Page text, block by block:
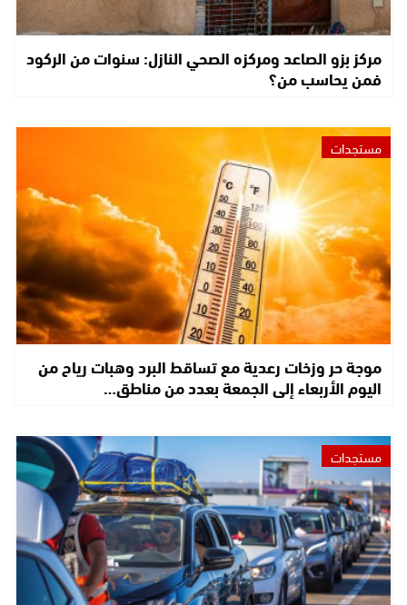
مركز بزو الصاعد ومركزه الصحي النازل: سنوات من الركود
فمن يحاسب من؟
مستجدات
موجة حر وزخات رعدية مع تساقط البرد وهبات رياح من
اليوم الأربعاء إلى الجمعة بعدد من مناطق…
مستجدات